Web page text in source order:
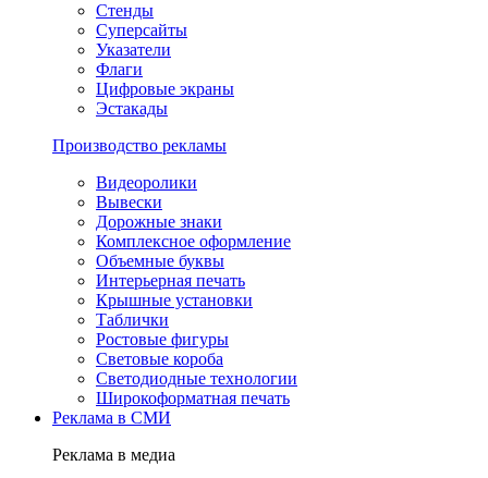
Стенды
Суперсайты
Указатели
Флаги
Цифровые экраны
Эстакады
Производство рекламы
Видеоролики
Вывески
Дорожные знаки
Комплексное оформление
Объемные буквы
Интерьерная печать
Крышные установки
Таблички
Ростовые фигуры
Световые короба
Светодиодные технологии
Широкоформатная печать
Реклама в СМИ
Реклама в медиа